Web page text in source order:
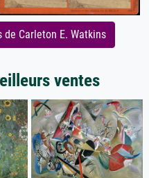
Carleton E. Watkins
ventes